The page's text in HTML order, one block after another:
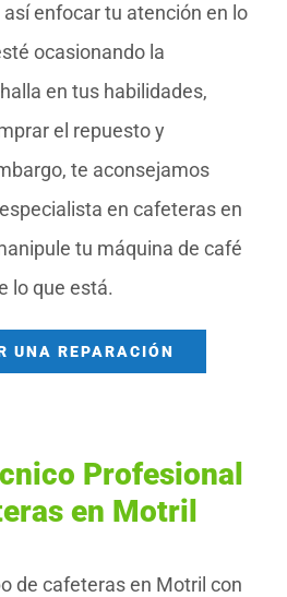
enfocar tu atención en lo
ocasionando la
en tus habilidades,
el repuesto y
te aconsejamos
en cafeteras en
tu máquina de café
lo que está.
UNA REPARACIÓN
Profesional
en Motril
de cafeteras en Motril con